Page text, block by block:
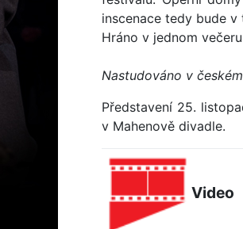
inscenace tedy bude
Hráno v jednom
Nastudováno v
Představení 25.
v Mahenově divadle.
Video